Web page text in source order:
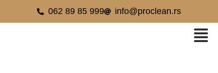
062 89 85 999 info@proclean.rs